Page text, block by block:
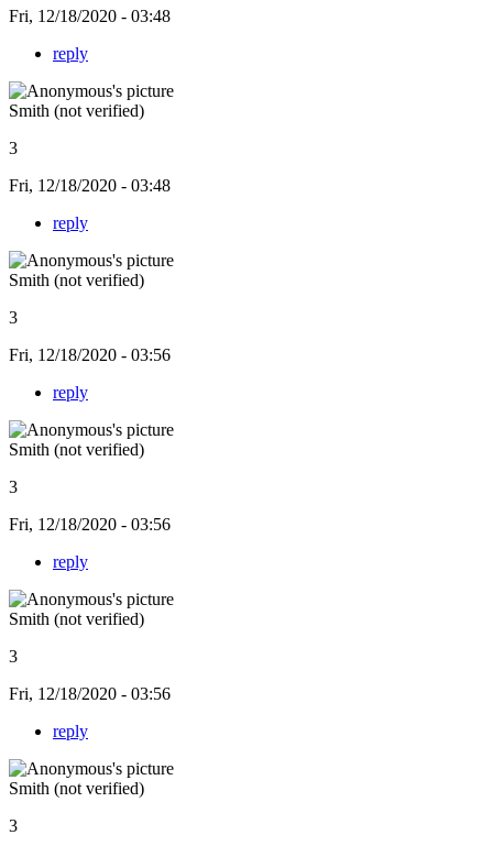
Fri, 12/18/2020 - 03:48
reply
Smith (not verified)
3
Fri, 12/18/2020 - 03:48
reply
Smith (not verified)
3
Fri, 12/18/2020 - 03:56
reply
Smith (not verified)
3
Fri, 12/18/2020 - 03:56
reply
Smith (not verified)
3
Fri, 12/18/2020 - 03:56
reply
Smith (not verified)
3